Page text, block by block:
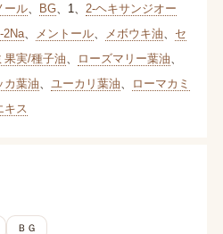
ール、 BG、 1
2-ヘキサンジオー
2Na、 メントール、 メボウキ油
セ
果実/種子油 ローズマリー葉油
カ葉油 ユーカリ葉油
ローマカミ
キス
ＢＧ